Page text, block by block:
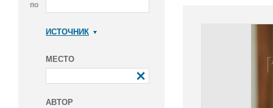
по
ИСТОЧНИК
МЕСТО
АВТОР